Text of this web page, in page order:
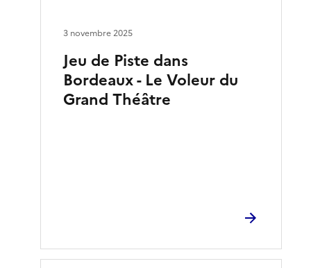
Jeu de Piste dans
Bordeaux - Le Voleur du
Grand Théâtre
3 novembre 2025